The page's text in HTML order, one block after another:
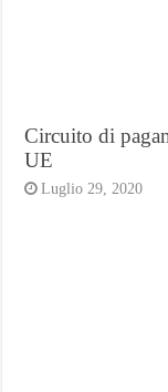
Circuito di
UE
Luglio 29, 2020